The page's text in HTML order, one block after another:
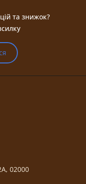
та знижок?
02000